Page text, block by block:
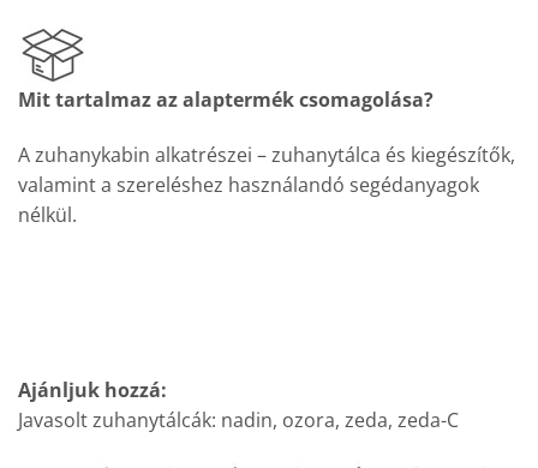
Mit tartalmaz az alaptermék csomagolása?
A zuhanykabin alkatrészei – zuhanytálca és kiegészítők,
valamint a szereléshez használandó segédanyagok
nélkül.
Ajánljuk hozzá:
Javasolt zuhanytálcák: nadin, ozora, zeda, zeda-C